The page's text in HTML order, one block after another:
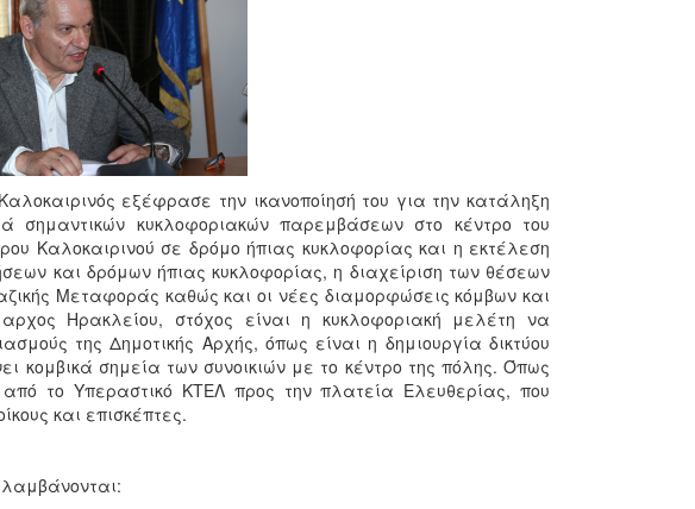
εξέφρασε την ικανοποίησή του για την κατάληξη
σημαντικών κυκλοφοριακών παρεμβάσεων στο κέντρο του
Καλοκαιρινού σε δρόμο ήπιας κυκλοφορίας και η εκτέλεση
και δρόμων ήπιας κυκλοφορίας, η διαχείριση των θέσεων
Μεταφοράς καθώς και οι νέες διαμορφώσεις κόμβων και
Ηρακλείου, στόχος είναι η κυκλοφοριακή μελέτη να
της Δημοτικής Αρχής, όπως είναι η δημιουργία δικτύου
κομβικά σημεία των συνοικιών με το κέντρο της πόλης. Όπως
το Υπεραστικό ΚΤΕΛ προς την πλατεία Ελευθερίας, που
και επισκέπτες.